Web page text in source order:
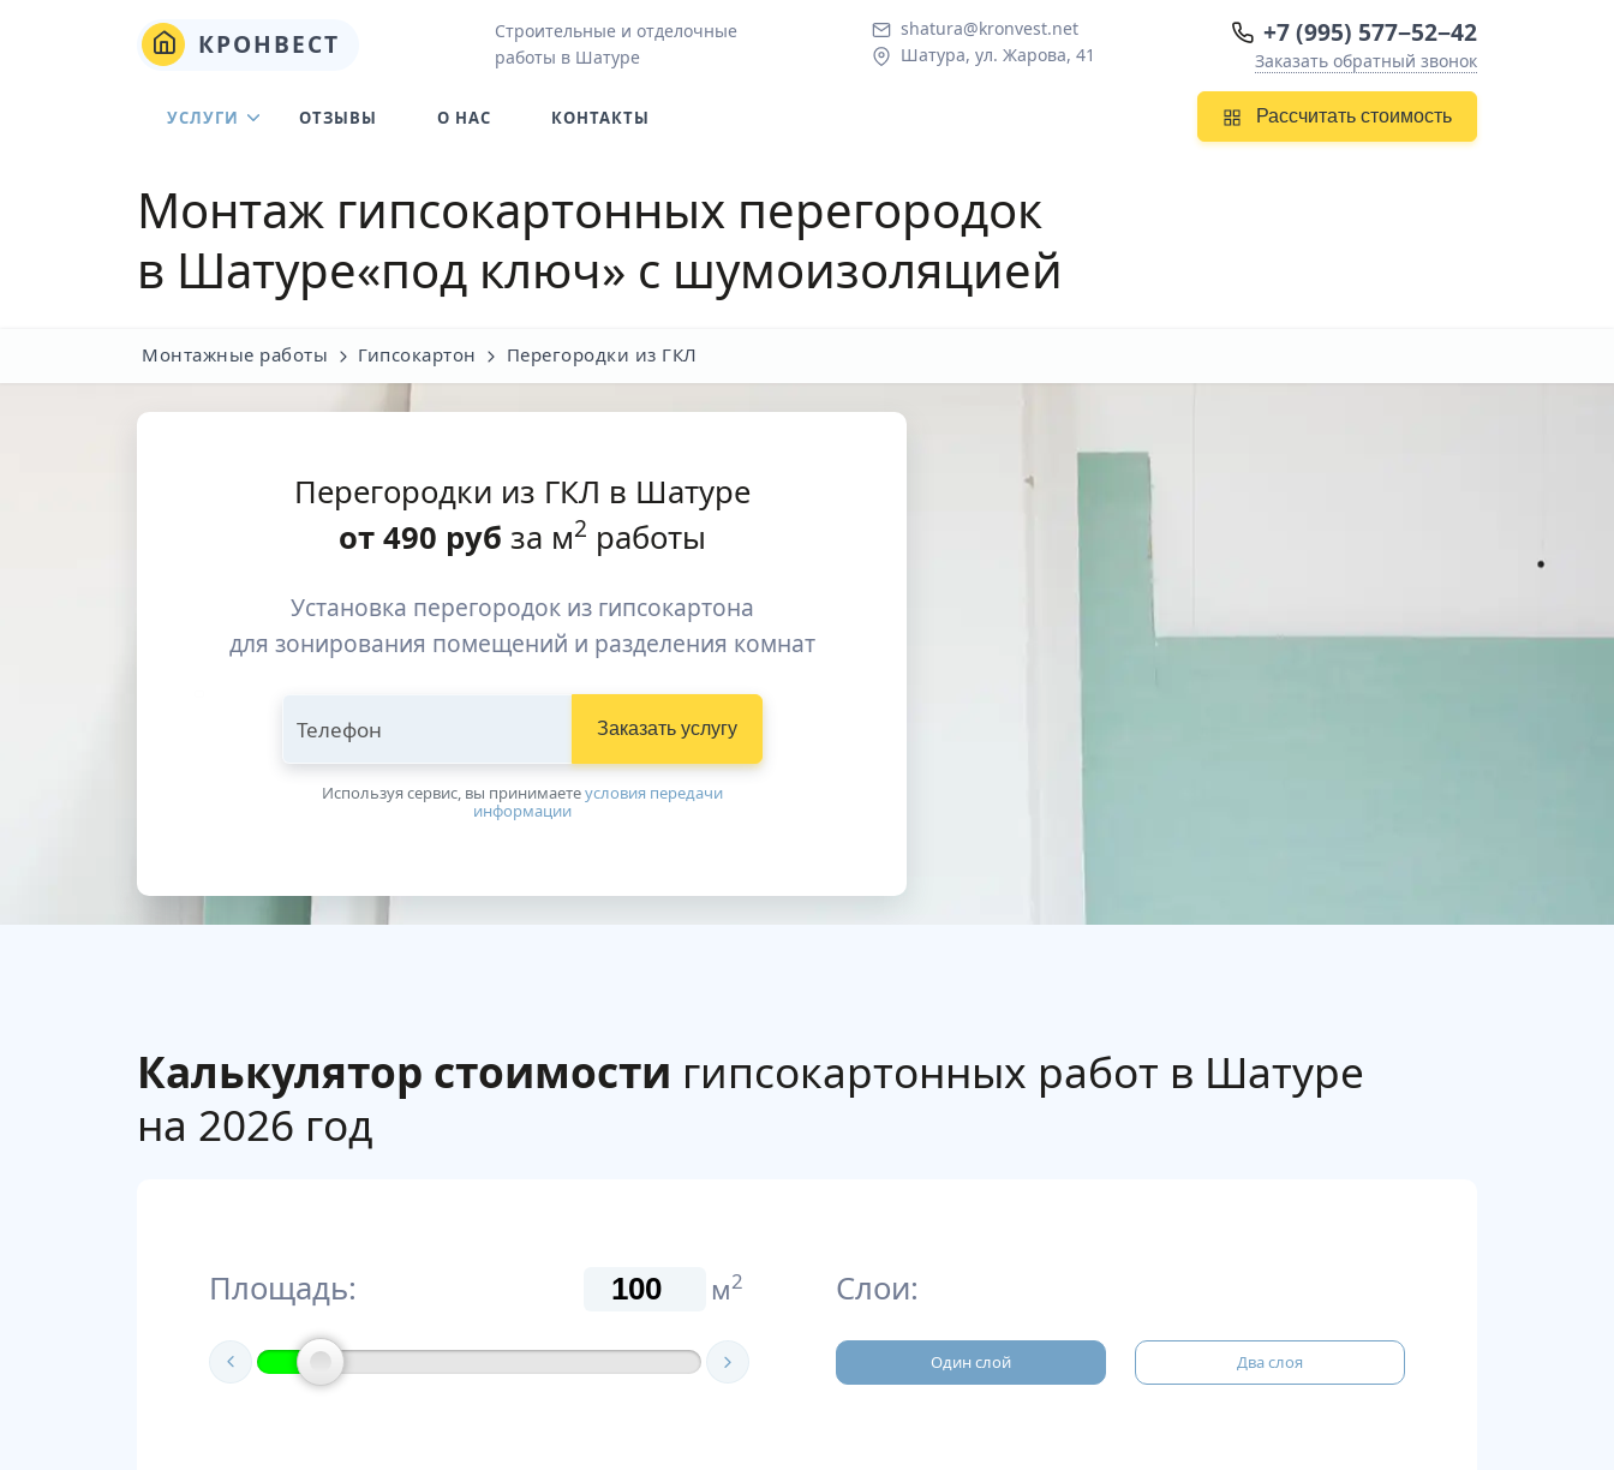
КРОНВЕСТ
Строительные и отделочные
работы в Шатуре
shatura@kronvest.net
Шатура, ул. Жарова, 41
+7 (995) 577−52−42
Заказать обратный звонок
Рассчитать стоимость
УСЛУГИ ОТЗЫВЫ О НАС КОНТАКТЫ
Монтаж гипсокартонных перегородок
в Шатуре«под ключ» с шумоизоляцией
Монтажные работы Гипсокартон Перегородки из ГКЛ
Перегородки из ГКЛ в Шатуре
от 490 руб за м2 работы
Установка перегородок из гипсокартона
для зонирования помещений и разделения комнат
Телефон Заказать услугу
Используя сервис, вы принимаетeусловия передачи
информации
Калькулятор стоимости гипсокартонных работ в Шатуре
на 2026 год
Площадь: м2 Слои:
Один слой Два слоя